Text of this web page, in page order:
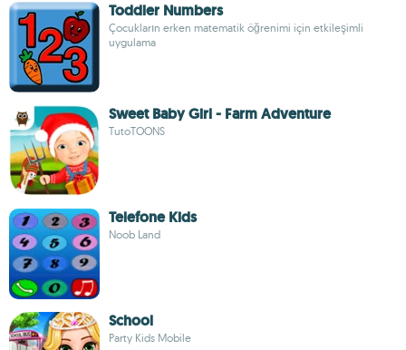
Toddler Numbers
Çocukların erken matematik öğrenimi için etkileşimli
uygulama
Sweet Baby Girl - Farm Adventure
TutoTOONS
Telefone Kids
Noob Land
School
Party Kids Mobile